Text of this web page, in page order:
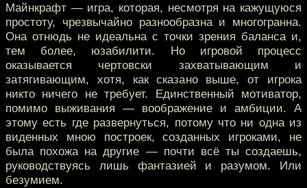
Майнкрафт — игра, которая, несмотря на кажущуюся
простоту, чрезвычайно разнообразна и многогранна.
Она отнюдь не идеальна с точки зрения баланса и,
тем более, юзабилити. Но игровой процесс
оказывается чертовски захватывающим и
затягивающим, хотя, как сказано выше, от игрока
никто ничего не требует. Единственный мотиватор,
помимо выживания — воображение и амбиции. А
этому есть где развернуться, потому что ни одна из
виденных мною построек, созданных игроками, не
была похожа на другие — почти всё ты создаешь,
руководствуясь лишь фантазией и разумом. Или
безумием.